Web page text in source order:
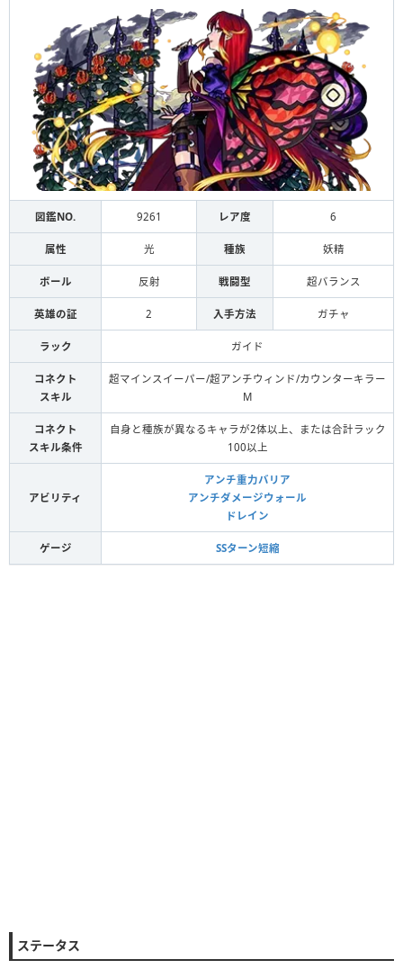
図鑑NO. 9261 レア度 6
属性 光 種族 妖精
ボール 反射 戦闘型 超バランス
英雄の証 2 入手方法 ガチャ
ラック ガイド
コネクト
スキル
超マインスイーパー/超アンチウィンド/カウンターキラー
M
コネクト
スキル条件
自身と種族が異なるキャラが2体以上、または合計ラック
100以上
アビリティ
アンチ重力バリア
アンチダメージウォール
ドレイン
ゲージ SSターン短縮
ステータス